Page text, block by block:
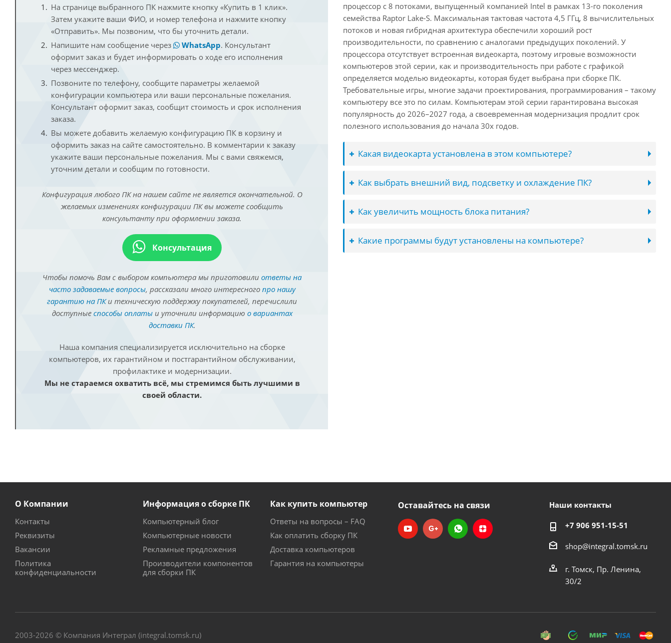
На странице выбранного ПК нажмите кнопку «Купить в 1 клик».
Затем укажите ваши ФИО, и номер телефона и нажмите кнопку
«Отправить». Мы позвоним, что бы уточнить детали.
Напишите нам сообщение через
WhatsApp. Консультант
оформит заказ и будет информировать о ходе его исполнения
через мессенджер.
Позвоните по телефону, сообщите параметры желаемой
конфигурации компьютера или ваши персональные пожелания.
Консультант оформит заказ, сообщит стоимость и срок исполнения
заказа.
Вы можете добавить желаемую конфигурацию ПК в корзину и
оформить заказ на сайте самостоятельно. В комментарии к заказу
укажите ваши персональные пожелания. Мы с вами свяжемся,
уточним детали и сообщим по готовности.
Конфигурация любого ПК на нашем сайте не является окончательной. О
желаемых изменениях конфигурации ПК вы можете сообщить
консультанту при оформлении заказа.
Консультация
Чтобы помочь Вам с выбором компьютера мы приготовили ответы на
часто задаваемые вопросы, рассказали много интересного про нашу
гарантию на ПКи техническую поддержку покупателей, перечислили
доступные способы оплатыи уточнили информацию о вариантах
доставки ПК.
Наша компания специализируется исключительно на сборке
компьютеров, их гарантийном и постгарантийном обслуживании,
профилактике и модернизации.
Мы не стараемся охватить всё, мы стремимся быть лучшими в
своей области.
процессор с 8 потоками, выпущенный компанией Intel в рамках 13-го поколения
семейства Raptor Lake-S. Максимальная тактовая частота 4,5 ГГц, 8 вычислительных
потоков и новая гибридная архитектура обеспечили хороший рост
производительности, по сравнению с аналогами предыдущих поколений. У
процессора отсутствует встроенная видеокарта, поэтому игровые возможности
компьютеров этой серии, как и производительность при работе с графикой
определяется моделью видеокарты, которая будет выбрана при сборке ПК.
Требовательные игры, многие задачи проектирования, программирования – такому
компьютеру все это по силам. Компьютерам этой серии гарантирована высокая
популярность до 2026–2027 года, а своевременная модернизация продлит срок
полезного использования до начала 30х годов.
Какая видеокарта установлена в этом компьютере?
Как выбрать внешний вид, подсветку и охлаждение ПК?
Как увеличить мощность блока питания?
Какие программы будут установлены на компьютере?
О Компании
Контакты
Реквизиты
Вакансии
Политика
конфиденциальности
Информация о сборке ПК
Компьютерный блог
Компьютерные новости
Рекламные предложения
Производители компонентов
для сборки ПК
Как купить компьютер
Ответы на вопросы – FAQ
Как оплатить сборку ПК
Доставка компьютеров
Гарантия на компьютеры
Оставайтесь на связи Наши контакты
+7 906 951-15-51
shop@integral.tomsk.ru
г. Томск, Пр. Ленина,
30/2
2003-2026 © Компания Интеграл (integral.tomsk.ru)